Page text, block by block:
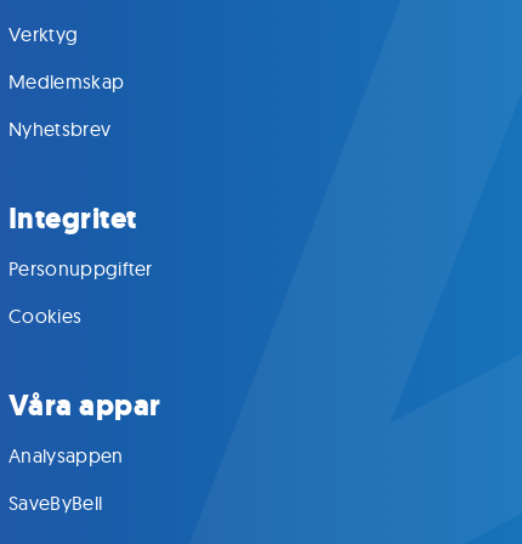
Verktyg
Medlemskap
Nyhetsbrev
Integritet
Personuppgifter
Cookies
Våra appar
Analysappen
SaveByBell